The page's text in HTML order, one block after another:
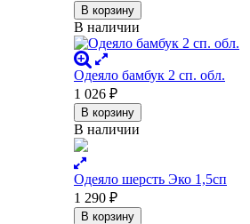
В корзину
В наличии
Одеяло бамбук 2 сп. обл.
1 026 ₽
В корзину
В наличии
Одеяло шерсть Эко 1,5сп
1 290 ₽
В корзину